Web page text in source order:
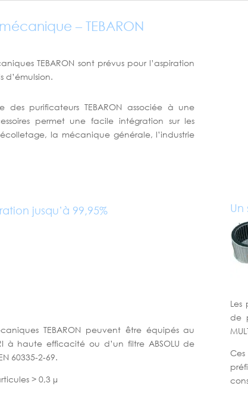
– TEBARON
TEBARON sont prévus pour l’aspiration
d’émulsion.
purificateurs TEBARON associée à une
permet une facile intégration sur les
la mécanique générale, l’industrie
jusqu’à 99,95%
TEBARON peuvent être équipés au
à haute efficacité ou d’un filtre ABSOLU de
60335-2-69.
> 0,3 µ
Un
Les
de